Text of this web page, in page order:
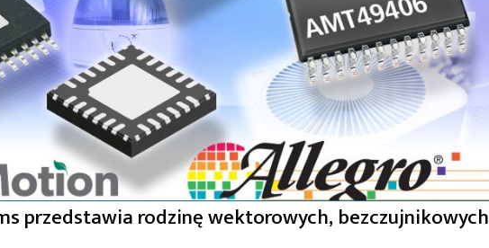
przedstawia rodzinę wektorowych, bezczujnikowych